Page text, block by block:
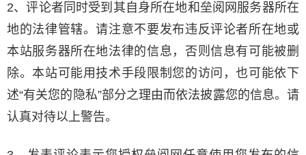
2、评论者同时受到其自身所在地和垒阅网服务器所在
地的法律管辖。请注意不要发布违反评论者所在地或
本站服务器所在地法律的信息，否则信息有可能被删
除。本站可能用技术手段限制您的访问，也可能依下
述“有关您的隐私”部分之理由而依法披露您的信息。请
认真对待以上警告。